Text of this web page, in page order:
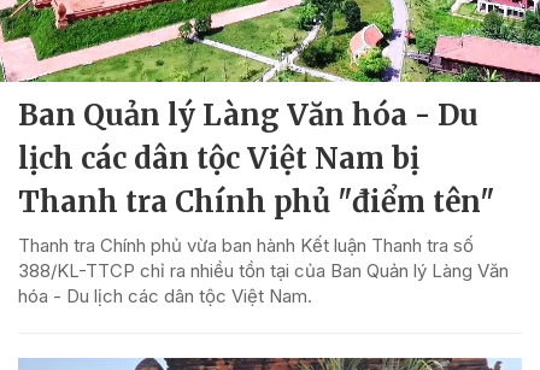
Ban Quản lý Làng Văn hóa - Du
lịch các dân tộc Việt Nam bị
Thanh tra Chính phủ "điểm tên"
Thanh tra Chính phủ vừa ban hành Kết luận Thanh tra số
388/KL-TTCP chỉ ra nhiều tồn tại của Ban Quản lý Làng Văn
hóa - Du lịch các dân tộc Việt Nam.